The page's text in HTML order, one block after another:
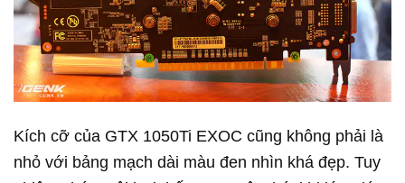
Kích cỡ của GTX 1050Ti EXOC cũng không phải là
nhỏ với bảng mạch dài màu đen nhìn khá đẹp. Tuy